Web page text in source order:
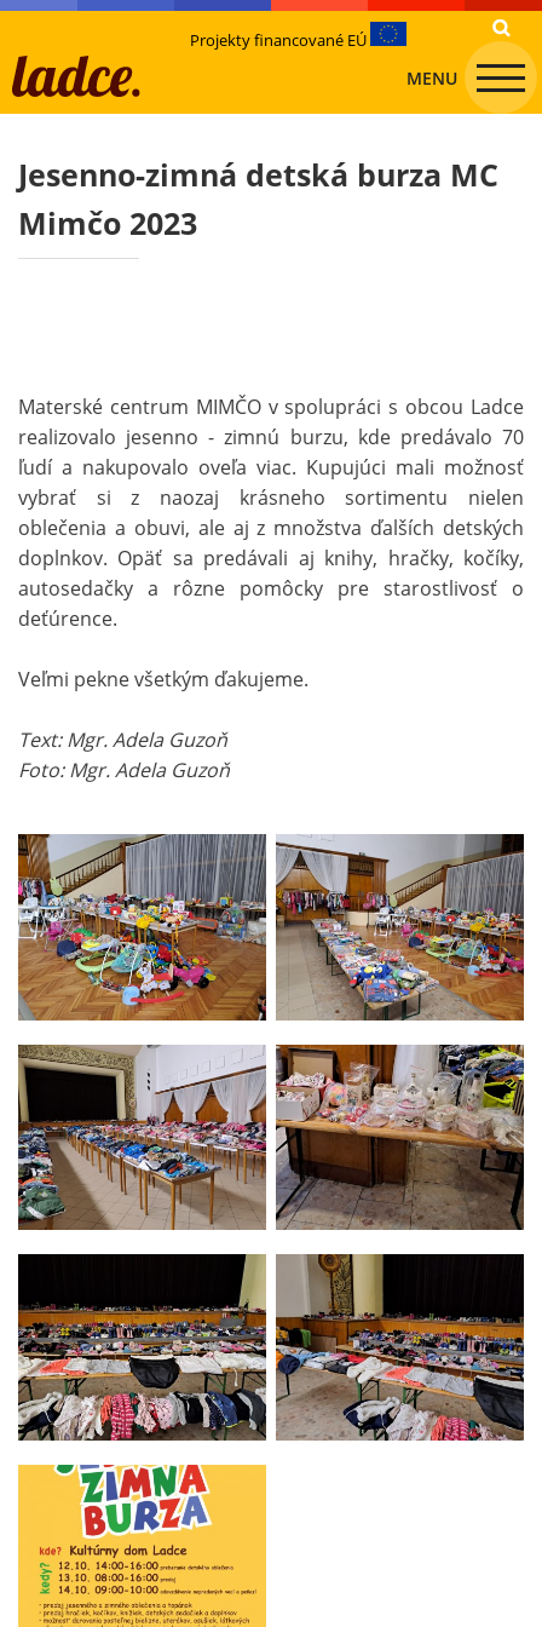
Projekty financované EÚ
MENU
Jesenno-zimná detská burza MC
Mimčo 2023
Materské centrum MIMČO v spolupráci s obcou Ladce
realizovalo jesenno - zimnú burzu, kde predávalo 70
ľudí a nakupovalo oveľa viac. Kupujúci mali možnosť
vybrať si z naozaj krásneho sortimentu nielen
oblečenia a obuvi, ale aj z množstva ďalších detských
doplnkov. Opäť sa predávali aj knihy, hračky, kočíky,
autosedačky a rôzne pomôcky pre starostlivosť o
deťúrence.
Veľmi pekne všetkým ďakujeme.
Text: Mgr. Adela Guzoň
Foto: Mgr. Adela Guzoň